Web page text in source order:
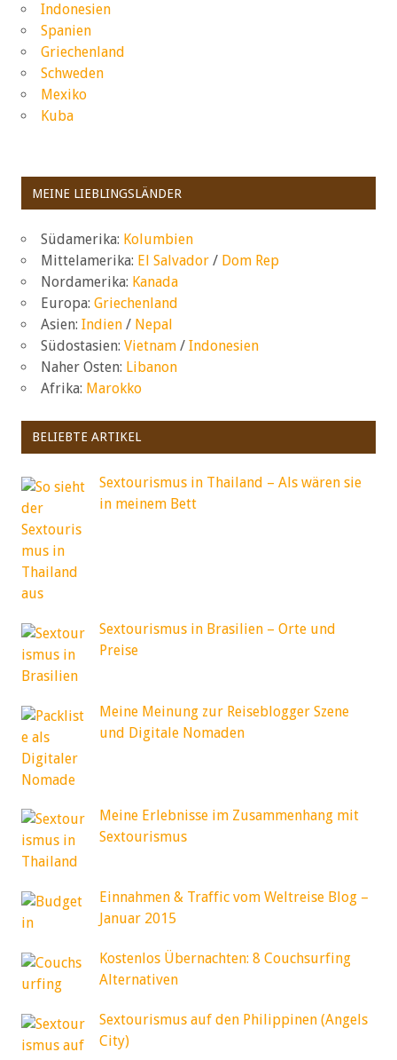
Indonesien
Spanien
Griechenland
Schweden
Mexiko
Kuba
MEINE LIEBLINGSLÄNDER
Südamerika: Kolumbien
Mittelamerika: El Salvador / Dom Rep
Nordamerika: Kanada
Europa: Griechenland
Asien: Indien / Nepal
Südostasien: Vietnam / Indonesien
Naher Osten: Libanon
Afrika: Marokko
BELIEBTE ARTIKEL
Sextourismus in Thailand – Als wären sie
in meinem Bett
Sextourismus in Brasilien – Orte und
Preise
Meine Meinung zur Reiseblogger Szene
und Digitale Nomaden
Meine Erlebnisse im Zusammenhang mit
Sextourismus
Einnahmen & Traffic vom Weltreise Blog –
Januar 2015
Kostenlos Übernachten: 8 Couchsurfing
Alternativen
Sextourismus auf den Philippinen (Angels
City)